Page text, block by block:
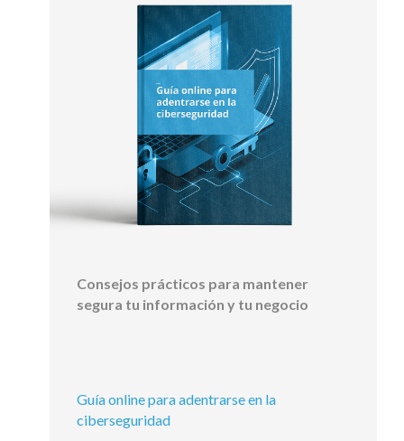
Consejos prácticos para mantener
segura tu información y tu negocio
Guía online para adentrarse en la
ciberseguridad